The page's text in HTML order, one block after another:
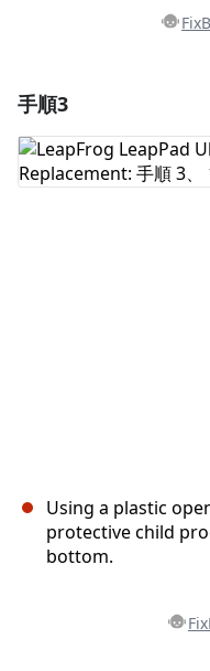
コメントを追加
手順3
Using a plastic
protective child
bottom.